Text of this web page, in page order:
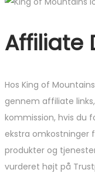
Affiliate
Hos King of
gennem affiliate
kommission, hvis du
ekstra omkostninger
produkter og
vurderet højt på